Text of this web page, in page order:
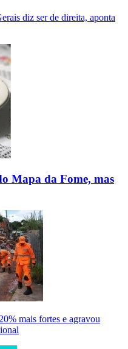
diz ser de direita, aponta
Mapa da Fome, mas
mais fortes e agravou